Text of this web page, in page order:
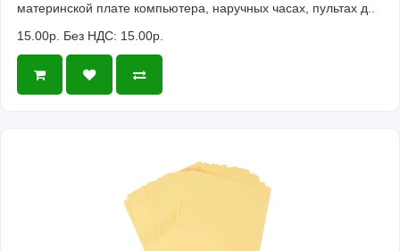
материнской плате компьютера, наручных часах, пультах д..
15.00р. Без НДС: 15.00р.